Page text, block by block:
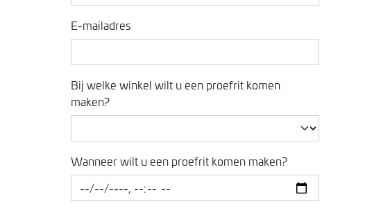
E-mailadres
Bij welke winkel wilt u een proefrit komen
maken?
Wanneer wilt u een proefrit komen maken?